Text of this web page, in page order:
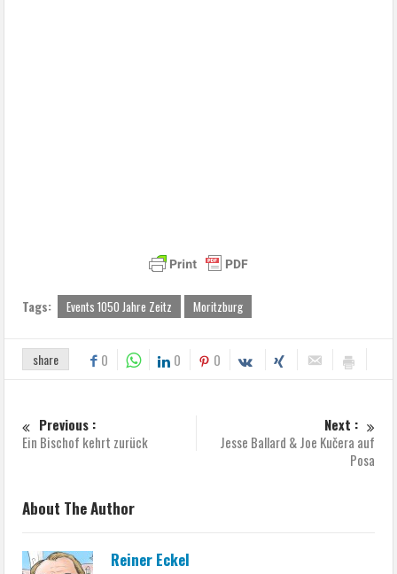
Tags: Events 1050 Jahre Zeitz Moritzburg
share 0 0 0
Previous :
Ein Bischof kehrt zurück
Next :
Jesse Ballard & Joe Kučera auf
Posa
About The Author
Reiner Eckel